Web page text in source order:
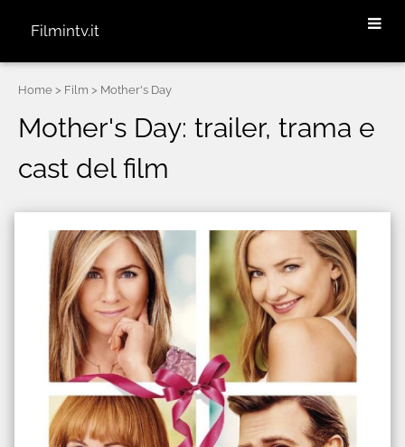
Filmintv.it
Home > Film > Mother's Day
Mother's Day: trailer, trama e
cast del film